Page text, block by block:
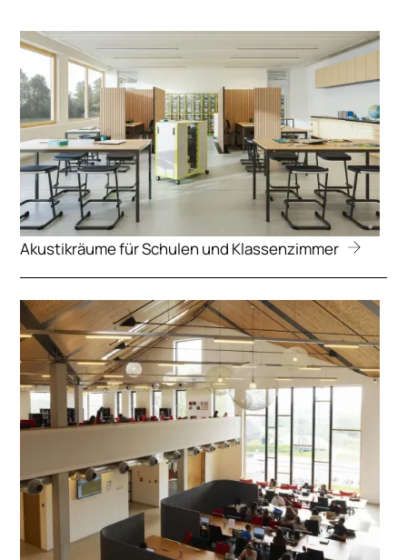
Akustikräume für Schulen und Klassenzimmer